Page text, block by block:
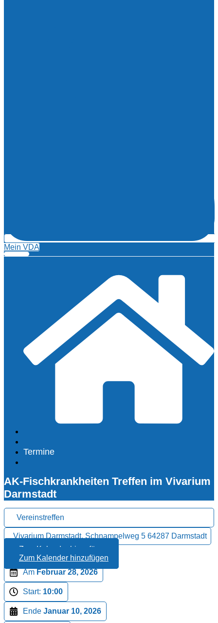
Mein VDA
Termine
AK-Fischkrankheiten Treffen im Vivarium
Darmstadt
Vereinstreffen
Vivarium Darmstadt, Schnampelweg 5 64287 Darmstadt
Zum Kalender hinzufügen
Zum Kalender hinzufügen
Am Februar 28, 2026
Start: 10:00
Ende Januar 10, 2026